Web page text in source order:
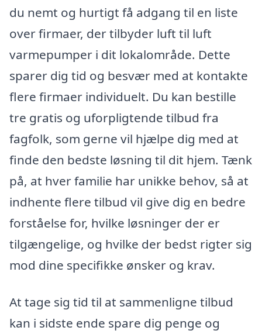
du nemt og hurtigt få adgang til en liste
over firmaer, der tilbyder luft til luft
varmepumper i dit lokalområde. Dette
sparer dig tid og besvær med at kontakte
flere firmaer individuelt. Du kan bestille
tre gratis og uforpligtende tilbud fra
fagfolk, som gerne vil hjælpe dig med at
finde den bedste løsning til dit hjem. Tænk
på, at hver familie har unikke behov, så at
indhente flere tilbud vil give dig en bedre
forståelse for, hvilke løsninger der er
tilgængelige, og hvilke der bedst rigter sig
mod dine specifikke ønsker og krav.
At tage sig tid til at sammenligne tilbud
kan i sidste ende spare dig penge og